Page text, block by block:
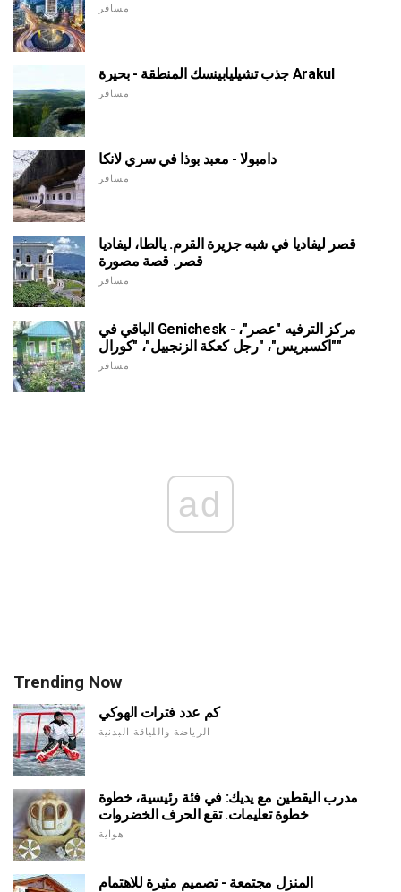
مسافر
جذب تشيليابينسك المنطقة - بحيرة Arakul
مسافر
دامبولا - معبد بوذا في سري لانكا
مسافر
قصر ليفاديا في شبه جزيرة القرم. يالطا، ليفاديا
قصر. قصة مصورة
مسافر
الباقي في Genichesk - مركز الترفيه "عصر"،
"اكسبريس"، "رجل كعكة الزنجبيل"، "كورال"
مسافر
ad
Trending Now
كم عدد فترات الهوكي
الرياضة واللياقة البدنية
مدرب اليقطين مع يديك: في فئة رئيسية، خطوة
خطوة تعليمات. تقع الحرف الخضروات
هواية
المنزل مجتمعة - تصميم مثيرة للاهتمام